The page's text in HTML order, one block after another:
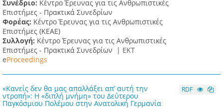
Συνέδριο: Κέντρο Έρευνας για τις Ανθρωπιστικές
Επιστήμες - Πρακτικά Συνεδρίων
Φορέας: Κέντρο Έρευνας για τις Ανθρωπιστικές
Επιστήμες (ΚΕΑΕ)
Συλλογή: Κέντρο Έρευνας για τις Ανθρωπιστικές
Επιστήμες - Πρακτικά Συνεδρίων | ΕΚΤ
eProceedings
«Κανείς δεν θα μας απαλλάξει απ’ αυτή την
ντροπή»: Η «διπλή μνήμη» του Δεύτερου
Παγκόσμιου Πολέμου στην Ανατολική Γερμανία
RDF